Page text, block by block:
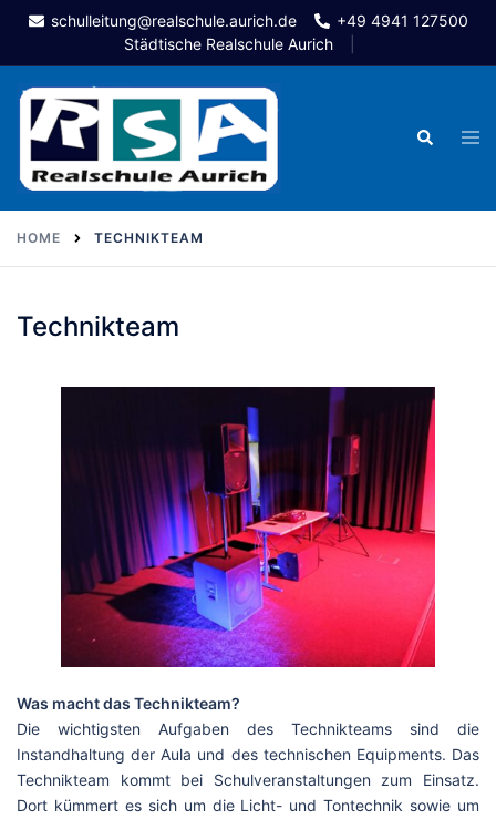
Skip
content
schulleitung@realschule.aurich.de
+49 4941 127500
Städtische Realschule Aurich
Search
HOME TECHNIKTEAM
Technikteam
Was macht das Technikteam?
Die wichtigsten Aufgaben des Technikteams sind die
Instandhaltung der Aula und des technischen Equipments. Das
Technikteam kommt bei Schulveranstaltungen zum Einsatz.
Dort kümmert es sich um die Licht- und Tontechnik sowie um